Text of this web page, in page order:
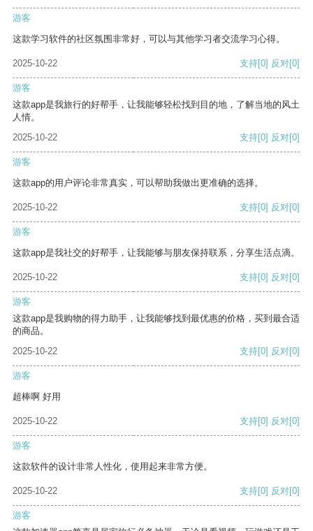
游客
这款学习软件的社区氛围非常好，可以与其他学习者交流学习心得。
2025-10-22 支持[0] 反对[0]
游客
这款app是我旅行的好帮手，让我能够轻松找到目的地，了解当地的风土
人情。
2025-10-22
支持[0] 反对[0]
游客
这款app的用户评论非常真实，可以帮助我做出更准确的选择。
2025-10-22 支持[0] 反对[0]
游客
这款app是我社交的好帮手，让我能够与朋友保持联系，分享生活点滴。
2025-10-22 支持[0] 反对[0]
游客
这款app是我购物的得力助手，让我能够找到最优惠的价格，买到最合适
的商品。
2025-10-22
支持[0] 反对[0]
游客
超棒啊 好用
2025-10-22 支持[0] 反对[0]
游客
这款软件的设计非常人性化，使用起来非常方便。
2025-10-22 支持[0] 反对[0]
游客